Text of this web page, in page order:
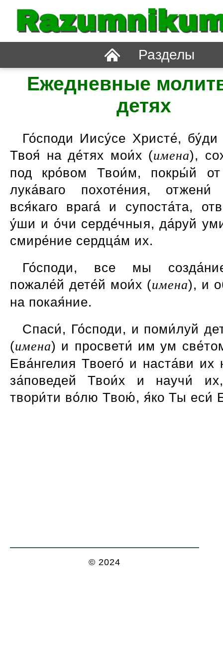
Разделы
Ежедневные
детях
Го́споди Иису́се Христе́, бу́ди
Твоя́ на де́тях мои́х (имена),
под кро́вом Твои́м, покры́й от
лука́ваго похоте́ния,
вся́каго врага́ и супоста́та,
у́ши и о́чи серде́чныя, да́руй
смире́ние сердца́м их.
Го́споди, все мы
пожале́й дете́й мои́х (имена), и
на покая́ние.
Спаси́, Го́споди, и поми́луй
(имена) и просвети́ им ум
Ева́нгелия Твоего́ и наста́ви их
за́поведей Твои́х и научи́
твори́ти во́лю Твою́, я́ко Ты еси́
© 2024